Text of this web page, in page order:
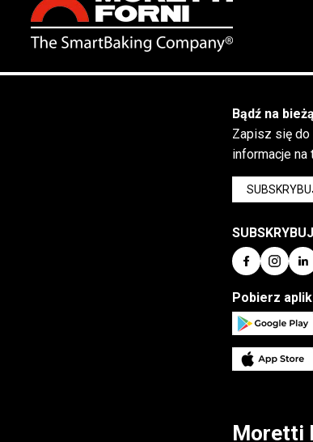
Bądź na
Zapisz się
informacje na
Pobierz
Moretti